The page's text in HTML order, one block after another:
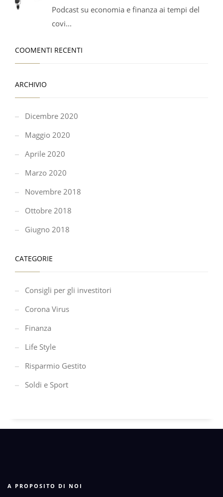
Podcast su economia e finanza ai tempi del
covi...
COOMENTI RECENTI
ARCHIVIO
Dicembre 2020
Maggio 2020
Aprile 2020
Marzo 2020
Novembre 2018
Ottobre 2018
Giugno 2018
CATEGORIE
Consigli per gli investitori
Corona Virus
Finanza
Life Style
Risparmio Gestito
Soldi e Sport
A PROPOSITO DI NOI